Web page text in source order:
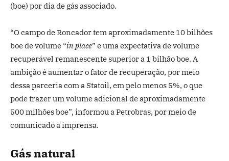
(boe) por dia de gás associado.
“O campo de Roncador tem aproximadamente 10 bilhões
boe de volume “in place” e uma expectativa de volume
recuperável remanescente superior a 1 bilhão boe. A
ambição é aumentar o fator de recuperação, por meio
dessa parceria com a Statoil, em pelo menos 5%, o que
pode trazer um volume adicional de aproximadamente
500 milhões boe”, informou a Petrobras, por meio de
comunicado à imprensa.
Gás natural